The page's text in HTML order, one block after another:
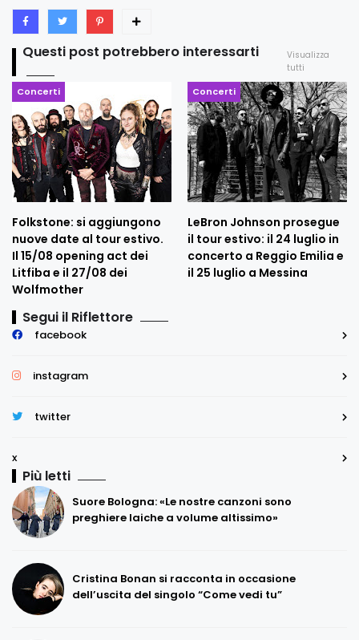
Questi post potrebbero interessarti
Visualizza
tutti
Concerti
Folkstone: si aggiungono
nuove date al tour estivo.
Il 15/08 opening act dei
Litfiba e il 27/08 dei
Wolfmother
Concerti
LeBron Johnson prosegue
il tour estivo: il 24 luglio in
concerto a Reggio Emilia e
il 25 luglio a Messina
Segui il Riflettore
facebook
instagram
twitter
x
Più letti
Suore Bologna: «Le nostre canzoni sono
preghiere laiche a volume altissimo»
Cristina Bonan si racconta in occasione
dell’uscita del singolo “Come vedi tu”